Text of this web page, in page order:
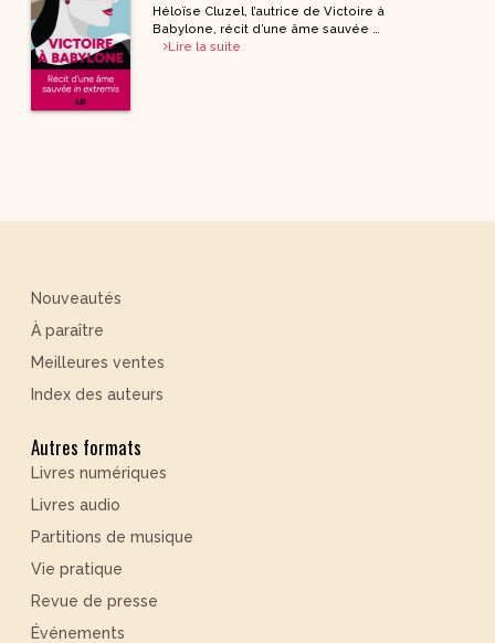
Héloïse Cluzel, l’autrice de Victoire à
Babylone, récit d’une âme sauvée …
Lire la suite
Nouveautés
À paraître
Meilleures ventes
Index des auteurs
Autres formats
Livres numériques
Livres audio
Partitions de musique
Vie pratique
Revue de presse
Événements